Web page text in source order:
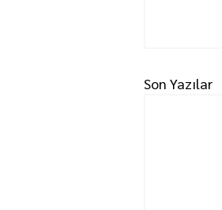
Son Yazılar